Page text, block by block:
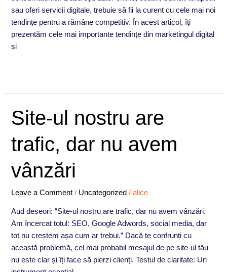
sau oferi servicii digitale, trebuie să fii la curent cu cele mai noi
tendințe pentru a rămâne competitiv. În acest articol, îți
prezentăm cele mai importante tendințe din marketingul digital
și
Site-ul nostru are
trafic, dar nu avem
vânzări
Leave a Comment / Uncategorized /alice
Aud deseori: “Site-ul nostru are trafic, dar nu avem vânzări.
Am încercat totul: SEO, Google Adwords, social media, dar
tot nu creștem așa cum ar trebui.” Dacă te confrunți cu
această problemă, cel mai probabil mesajul de pe site-ul tău
nu este clar și îți face să pierzi clienți. Testul de claritate: Un
Site-
ul
are
dar
avem
vânzări